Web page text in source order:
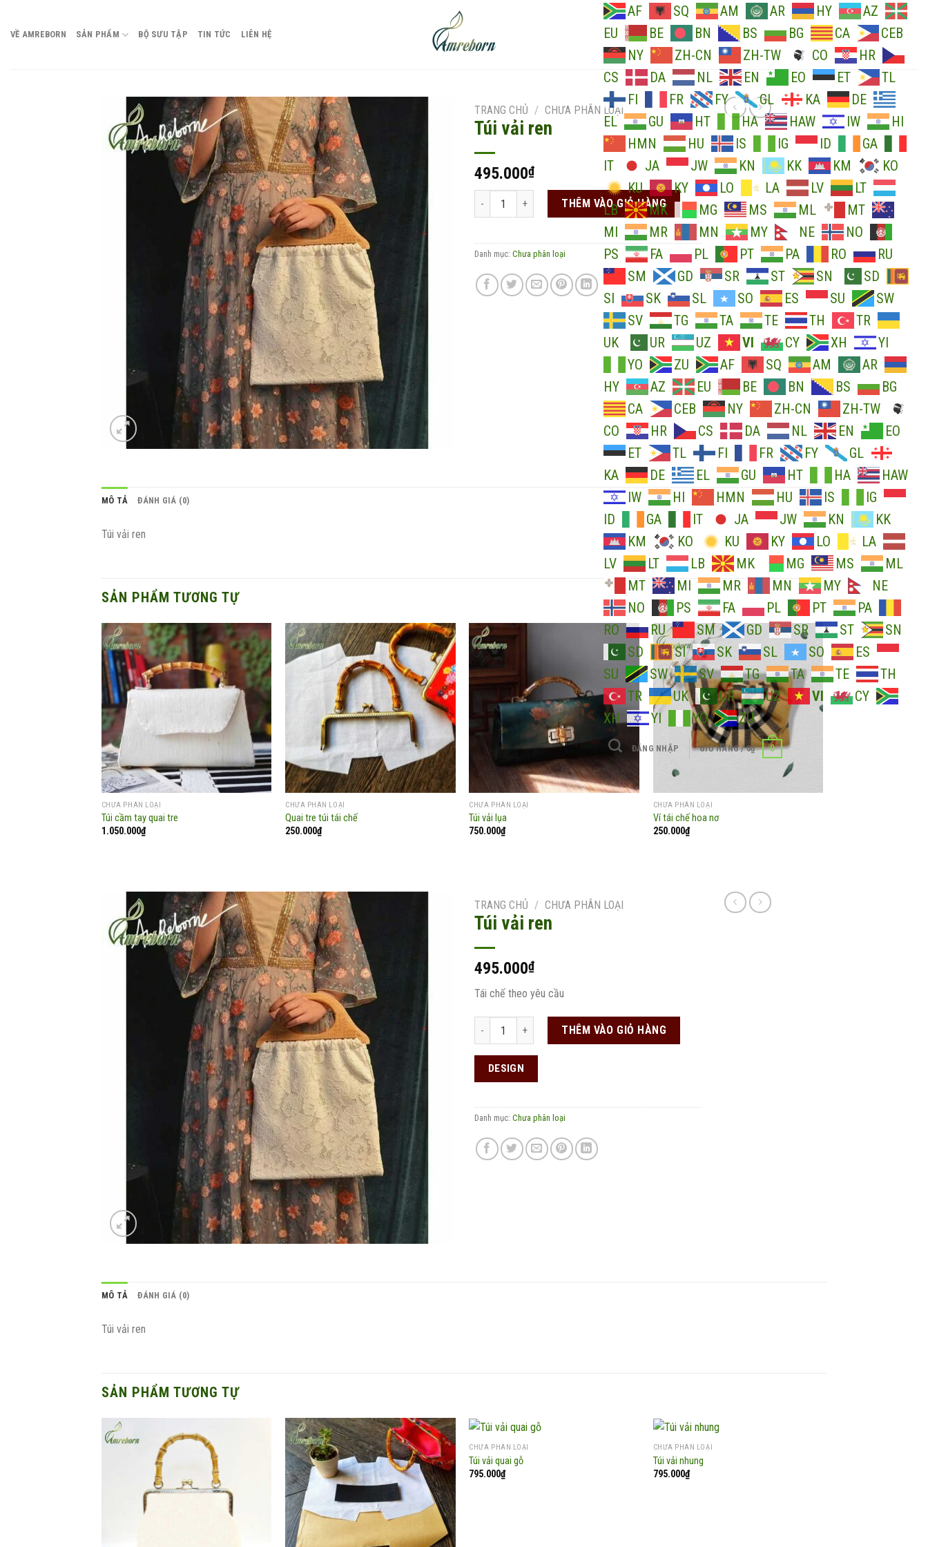
VỀ AMREBORN SẢN PHẨM BỘ SƯU TẬP TIN TỨC LIÊN HỆ
AF SQ AM AR HY
AZ
EU
BE BN BS BG CA
CEB
NY
ZH-CN ZH-TW CO
HR
CS
DA NL EN EO ET
TL
FI
FR FY GL KA
DE
EL
GU HT HA HAW IW
HI
HMN
HU IS IG ID
GA
IT
JA JW KN KK KM
KO
KU
KY LO LA LV
LT
LB
MK MG MS ML
MT
MI
MR MN MY NE
NO
PS
FA PL PT PA RO
RU
SM
GD SR ST SN
SD
SI
SK SL SO ES SU
SW
SV
TG TA TE TH
TR
UK
UR UZ VI CY XH
YI
YO
ZU AF SQ AM
AR
HY
AZ EU BE BN BS
BG
CA
CEB NY ZH-CN
ZH-TW
CO
HR CS DA NL EN
EO
ET
TL FI FR FY
GL
KA
DE EL GU HT HA
HAW
IW
HI HMN HU IS
IG
ID
GA IT JA JW KN
KK
KM
KO KU KY LO
LA
LV
LT LB MK MG MS
ML
MT
MI MR MN MY
NE
NO
PS FA PL PT
PA
RO
RU SM GD SR ST
SN
SD
SI SK SL SO
ES
SU
SW SV TG TA TE
TH
TR
UK UR UZ VI
CY
XH
YI YO ZU
ĐĂNG NHẬP GIỎ HÀNG /0₫ 0
TRANG CHỦ / CHƯA PHÂN LOẠI
Túi vải ren
495.000₫
Túi vải ren số lượng THÊM VÀO GIỎ HÀNG
Danh mục: Chưa phân loại
MÔ TẢ ĐÁNH GIÁ (0)
Túi vải ren
SẢN PHẨM TƯƠNG TỰ
Add to
wishlist
CHƯA PHÂN LOẠI
Túi cầm tay quai tre
1.050.000₫
Add to
wishlist
CHƯA PHÂN LOẠI
Quai tre túi tái chế
250.000₫
Add to
wishlist
CHƯA PHÂN LOẠI
Túi vải lụa
750.000₫
Add to
wishlist
CHƯA PHÂN LOẠI
Ví tái chế hoa nơ
250.000₫
wishlist
TRANG CHỦ / CHƯA PHÂN LOẠI
Túi vải ren
495.000₫
Tái chế theo yêu cầu
Túi vải ren số lượng THÊM VÀO GIỎ HÀNG
DESIGN
Danh mục: Chưa phân loại
MÔ TẢ ĐÁNH GIÁ (0)
Túi vải ren
SẢN PHẨM TƯƠNG TỰ
Add to
wishlist
CHƯA PHÂN LOẠI
Túi vải quai gỗ
795.000₫
CHƯA PHÂN LOẠI
Túi vải nhung
795.000₫